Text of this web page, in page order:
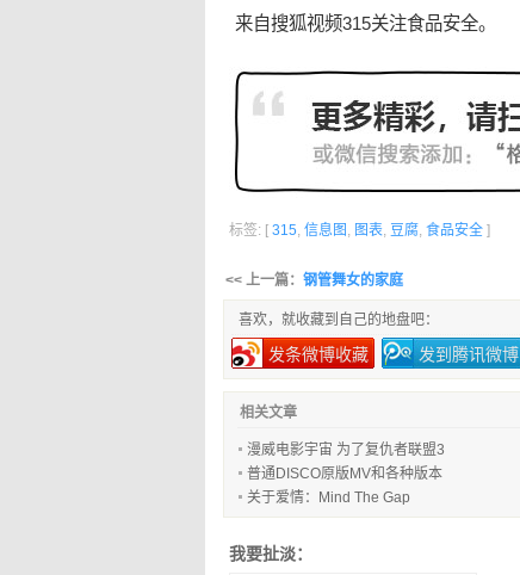
来自搜狐视频315关注食品安全。
标签: [ 315, 信息图 , 图表, 豆腐, 食品安全 ]
<< 上一篇： 钢管舞女的家庭
喜欢，就收藏到自己的地盘吧：
发条微博收藏 发到腾讯微博
相关文章
漫威电影宇宙 为了复仇者联盟3
普通DISCO原版MV和各种版本
关于爱情：Mind The Gap
我要扯淡：